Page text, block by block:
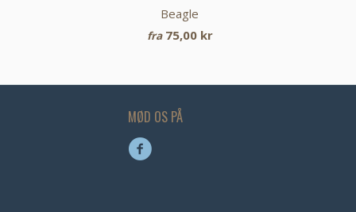
Beagle
fra 75,00 kr
MØD OS PÅ